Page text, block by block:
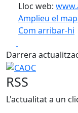
Lloc web:
Amplieu el
Com arribar-hi
+
−
Darrera
CAOC
RSS
L'actualitat a un